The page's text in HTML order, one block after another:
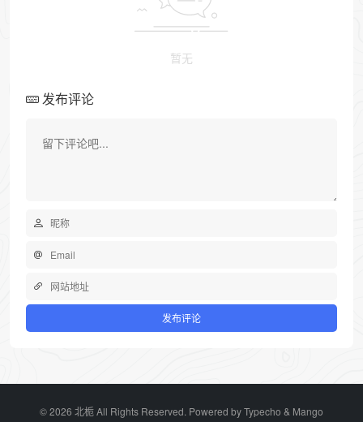
暂无
发布评论
© 2026 北栀 All Rights Reserved. Powered byTypecho & Mango